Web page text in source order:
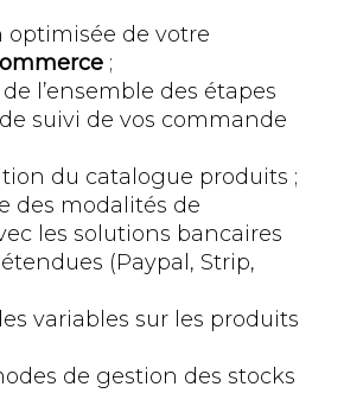
optimisée de votre
;
l’ensemble des étapes
suivi de vos commande
du catalogue produits ;
des modalités de
les solutions bancaires
(Paypal, Strip,
variables sur les produits
de gestion des stocks